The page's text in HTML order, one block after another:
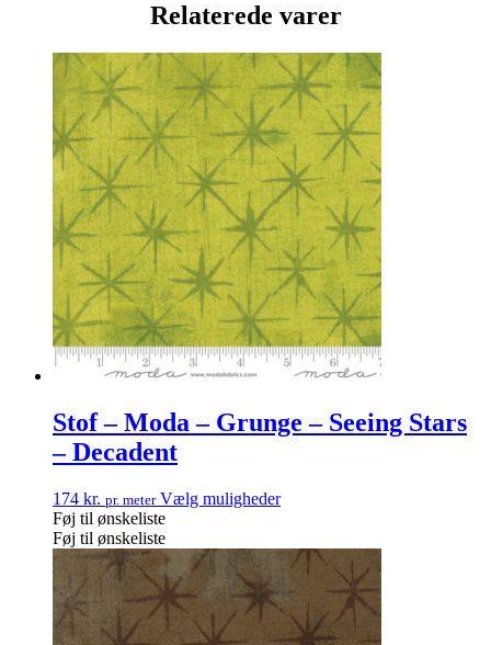
Relaterede varer
Stof – Moda – Grunge – Seeing Stars
– Decadent
174 kr. pr. meter Vælg muligheder
Føj til ønskeliste
Føj til ønskeliste